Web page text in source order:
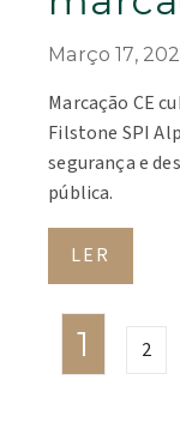
Março 17,
Marcação CE
Filstone SPI
segurança e
pública.
LER
1 2